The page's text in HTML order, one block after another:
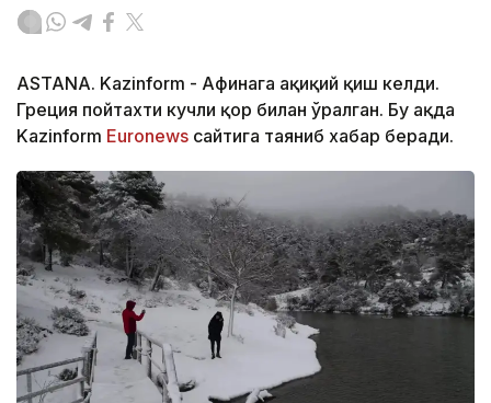
ASTANA. Kazinform - Афинага ҳақиқий қиш келди.
Греция пойтахти кучли қор билан ўралган. Бу ҳақда
Kazinform Euronews сайтига таяниб хабар беради.